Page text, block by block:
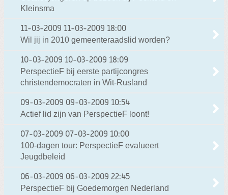
Kleinsma
11-03-2009 11-03-2009 18:00
Wil jij in 2010 gemeenteraadslid worden?
10-03-2009 10-03-2009 18:09
PerspectieF bij eerste partijcongres
christendemocraten in Wit-Rusland
09-03-2009 09-03-2009 10:54
Actief lid zijn van PerspectieF loont!
07-03-2009 07-03-2009 10:00
100-dagen tour: PerspectieF evalueert
Jeugdbeleid
06-03-2009 06-03-2009 22:45
PerspectieF bij Goedemorgen Nederland